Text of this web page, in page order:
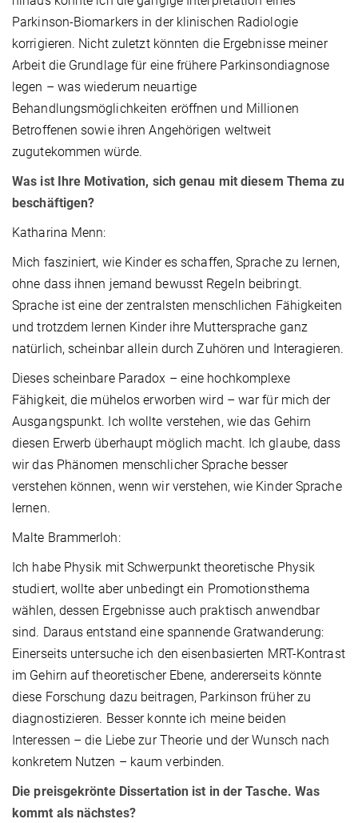
Parkinson-Biomarkers in der klinischen Radiologie
korrigieren. Nicht zuletzt könnten die Ergebnisse meiner
Arbeit die Grundlage für eine frühere Parkinsondiagnose
legen – was wiederum neuartige
Behandlungsmöglichkeiten eröffnen und Millionen
Betroffenen sowie ihren Angehörigen weltweit
zugutekommen würde.
Was ist Ihre Motivation, sich genau mit diesem Thema zu
beschäftigen?
Katharina Menn:
Mich fasziniert, wie Kinder es schaffen, Sprache zu lernen,
ohne dass ihnen jemand bewusst Regeln beibringt.
Sprache ist eine der zentralsten menschlichen Fähigkeiten
und trotzdem lernen Kinder ihre Muttersprache ganz
natürlich, scheinbar allein durch Zuhören und Interagieren.
Dieses scheinbare Paradox – eine hochkomplexe
Fähigkeit, die mühelos erworben wird – war für mich der
Ausgangspunkt. Ich wollte verstehen, wie das Gehirn
diesen Erwerb überhaupt möglich macht. Ich glaube, dass
wir das Phänomen menschlicher Sprache besser
verstehen können, wenn wir verstehen, wie Kinder Sprache
lernen.
Malte Brammerloh:
Ich habe Physik mit Schwerpunkt theoretische Physik
studiert, wollte aber unbedingt ein Promotionsthema
wählen, dessen Ergebnisse auch praktisch anwendbar
sind. Daraus entstand eine spannende Gratwanderung:
Einerseits untersuche ich den eisenbasierten MRT-Kontrast
im Gehirn auf theoretischer Ebene, andererseits könnte
diese Forschung dazu beitragen, Parkinson früher zu
diagnostizieren. Besser konnte ich meine beiden
Interessen – die Liebe zur Theorie und der Wunsch nach
konkretem Nutzen – kaum verbinden.
Die preisgekrönte Dissertation ist in der Tasche. Was
kommt als nächstes?